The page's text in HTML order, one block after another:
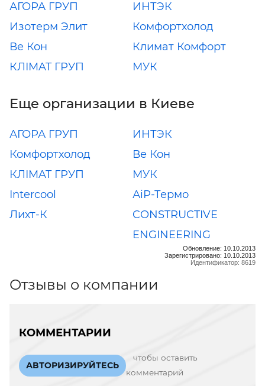
АГОРА ГРУП
ИНТЭК
Изотерм Элит
Комфортхолод
Ве Кон
Климат Комфорт
КЛIMAT ГРУП
МУК
Еще организации в Киеве
АГОРА ГРУП
ИНТЭК
Комфортхолод
Ве Кон
КЛIMAT ГРУП
МУК
Intercool
АiР-Термо
Лихт-К
CONSTRUCTIVE
ENGINEERING
Обновление: 10.10.2013
Зарегистрировано: 10.10.2013
Идентификатор: 8619
Отзывы о компании
КОММЕНТАРИИ
АВТОРИЗИРУЙТЕСЬ
чтобы оставить
комментарий